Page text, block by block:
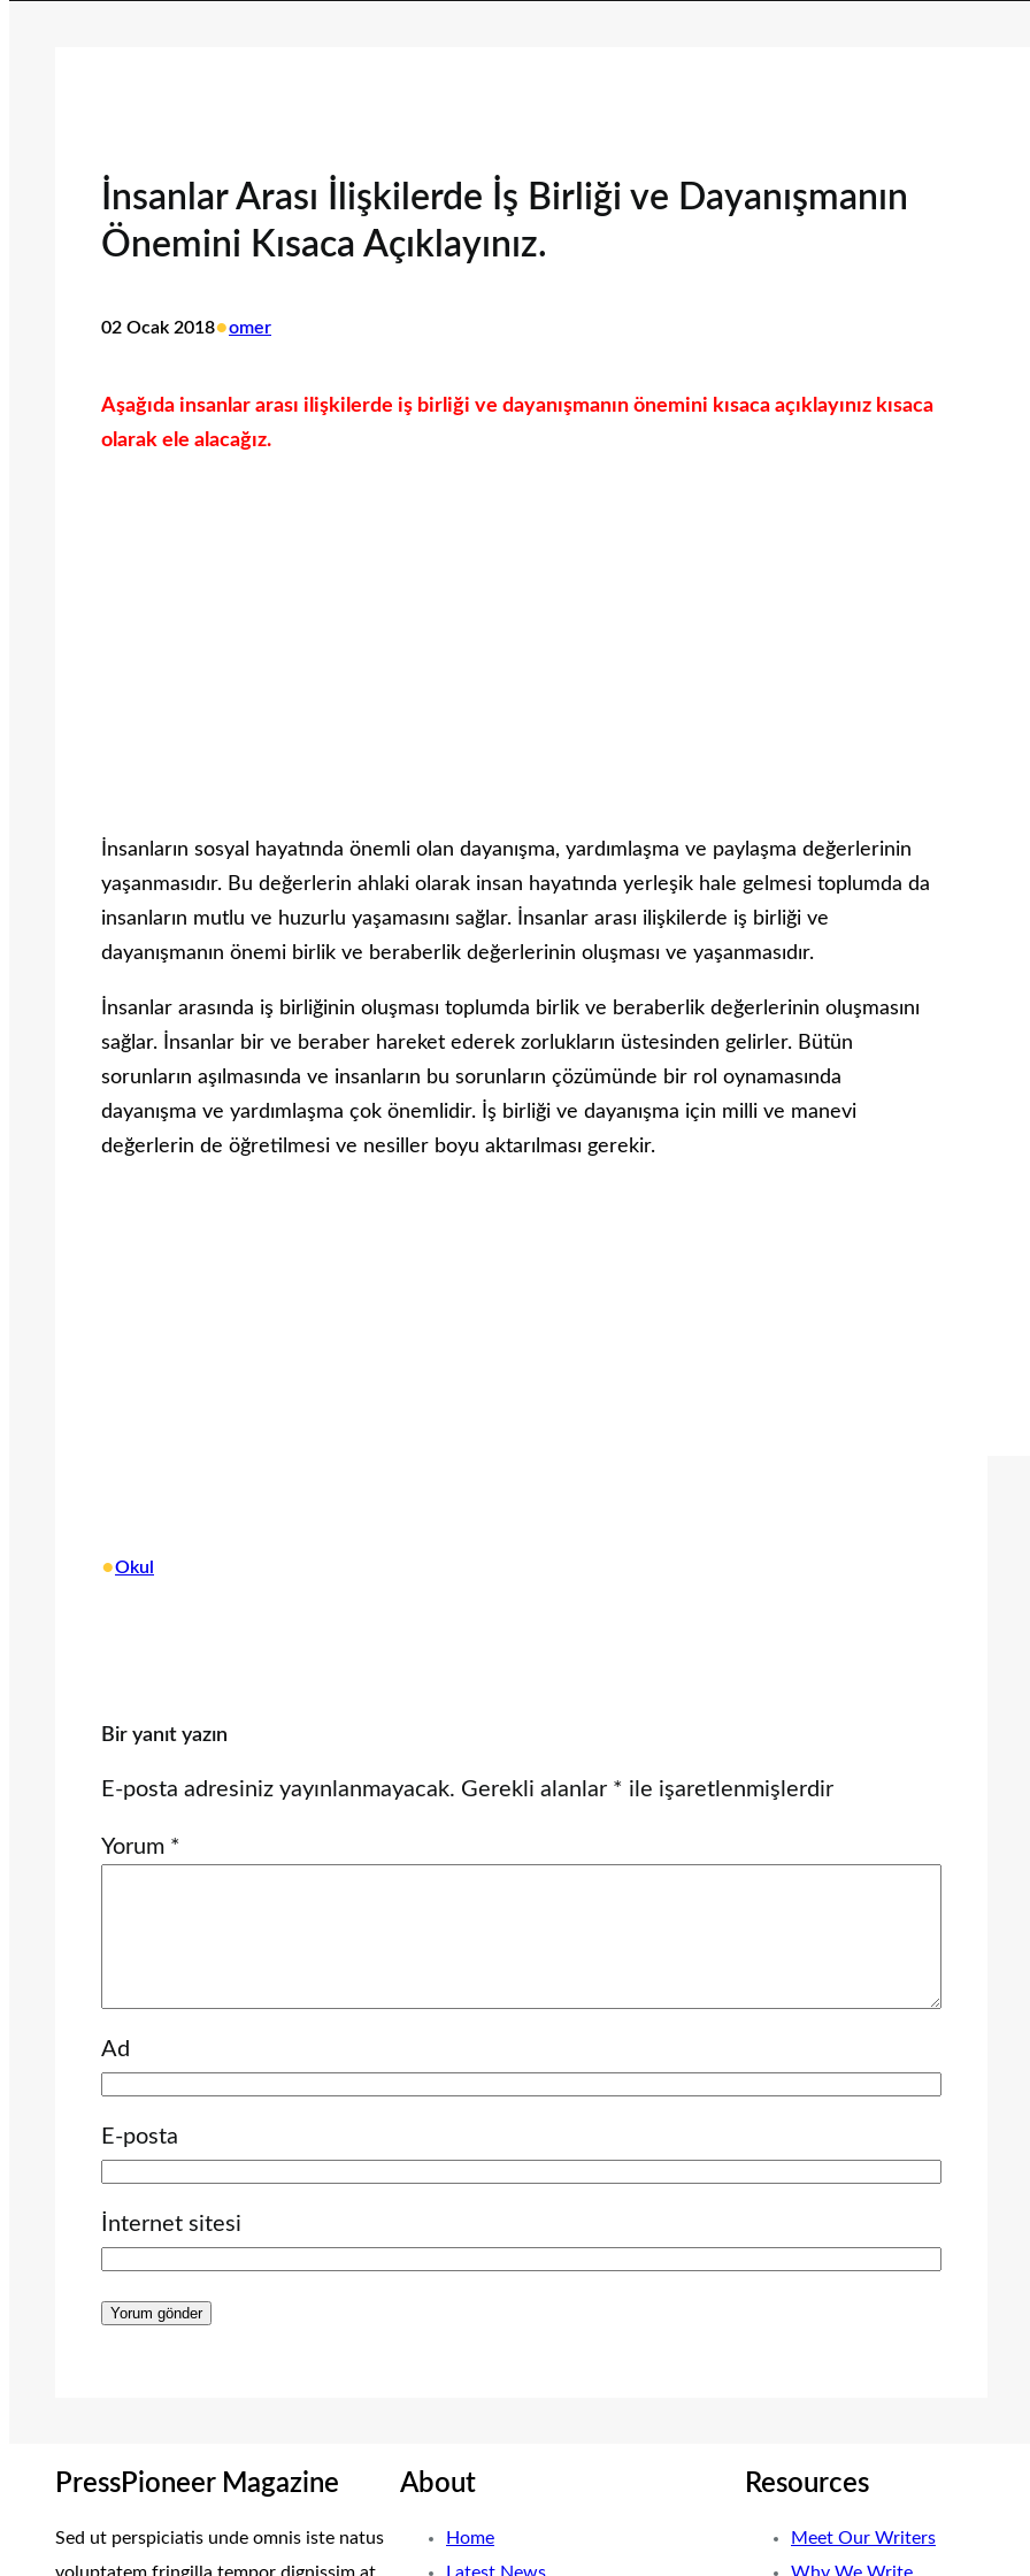
İnsanlar Arası İlişkilerde İş Birliği ve Dayanışmanın
Önemini Kısaca Açıklayınız.
02 Ocak 2018•omer
Aşağıda insanlar arası ilişkilerde iş birliği ve dayanışmanın önemini kısaca açıklayınız kısaca
olarak ele alacağız.
İnsanların sosyal hayatında önemli olan dayanışma, yardımlaşma ve paylaşma değerlerinin
yaşanmasıdır. Bu değerlerin ahlaki olarak insan hayatında yerleşik hale gelmesi toplumda da
insanların mutlu ve huzurlu yaşamasını sağlar. İnsanlar arası ilişkilerde iş birliği ve
dayanışmanın önemi birlik ve beraberlik değerlerinin oluşması ve yaşanmasıdır.
İnsanlar arasında iş birliğinin oluşması toplumda birlik ve beraberlik değerlerinin oluşmasını
sağlar. İnsanlar bir ve beraber hareket ederek zorlukların üstesinden gelirler. Bütün
sorunların aşılmasında ve insanların bu sorunların çözümünde bir rol oynamasında
dayanışma ve yardımlaşma çok önemlidir. İş birliği ve dayanışma için milli ve manevi
değerlerin de öğretilmesi ve nesiller boyu aktarılması gerekir.
•Okul
Bir yanıt yazın
E-posta adresiniz yayınlanmayacak. Gerekli alanlar * ile işaretlenmişlerdir
Yorum *
Ad
E-posta
İnternet sitesi
PressPioneer Magazine
Sed ut perspiciatis unde omnis iste natus
About
Home
Resources
Meet Our Writers